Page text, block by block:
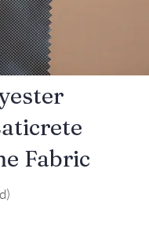
Fabric